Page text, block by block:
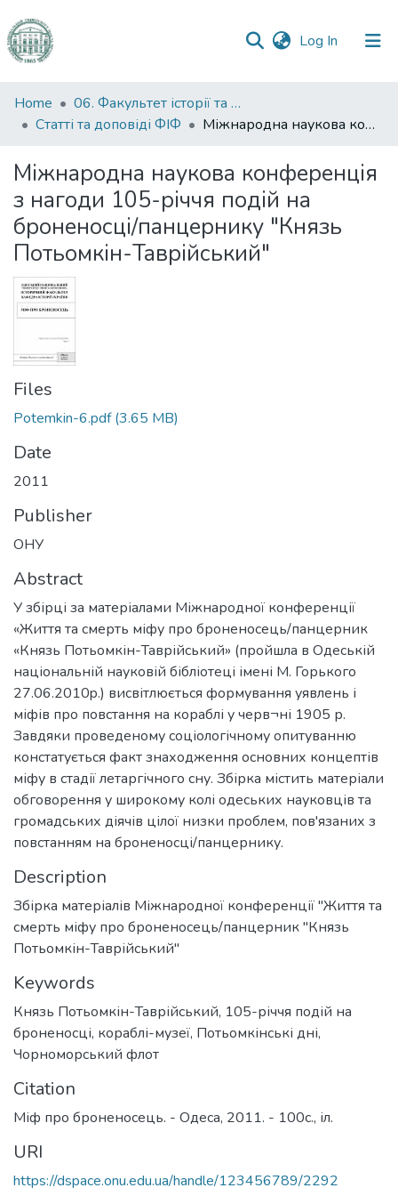
Log In (current)
Communities
&
All of DSpace
Statistics
Home
06. Факультет історії та філософії
Статті та доповіді ФІФ
Міжнародна наукова конференція з нагоди 105-річчя подій на броненосці/панцернику "Князь Потьомкін-Таврійський"
Міжнародна наукова конференція
з нагоди 105-річчя подій на
броненосці/панцернику "Князь
Потьомкін-Таврійський"
Files
Potemkin-6.pdf(3.65 MB)
Date
2011
Publisher
ОНУ
Abstract
У збірці за матеріалами Міжнародної конференції
«Життя та смерть міфу про броненосець/панцерник
«Князь Потьомкін-Таврійський» (пройшла в Одеській
національній науковій бібліотеці імені М. Горького
27.06.2010p.) висвітлюється формування уявлень і
міфів про повстання на кораблі у черв¬ні 1905 р.
Завдяки проведеному соціологічному опитуванню
констатується факт знаходження основних концептів
міфу в стадії летаргічного сну. Збірка містить матеріали
обговорення у широкому колі одеських науковців та
громадських діячів цілої низки проблем, пов'язаних з
повстанням на броненосці/панцернику.
Description
Збірка матеріалів Міжнародної конференції "Життя та
смерть міфу про броненосець/панцерник "Князь
Потьомкін-Таврійський"
Keywords
Князь Потьомкін-Таврійський, 105-річчя подій на
броненосці, кораблі-музеї, Потьомкінські дні,
Чорноморський флот
Citation
Міф про броненосець. - Одеса, 2011. - 100с., іл.
URI
https://dspace.onu.edu.ua/handle/123456789/2292